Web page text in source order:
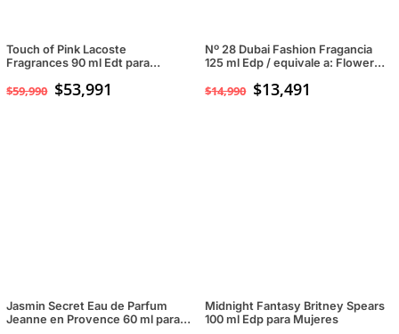
Touch of Pink Lacoste
Fragrances 90 ml Edt para
$59,990 $53,991
Nº 28 Dubai Fashion Fragancia
125 ml Edp / equivale a: Flower
$14,990 $13,491
Jasmin Secret Eau de Parfum
Jeanne en Provence 60 ml para
Midnight Fantasy Britney Spears
100 ml Edp para Mujeres